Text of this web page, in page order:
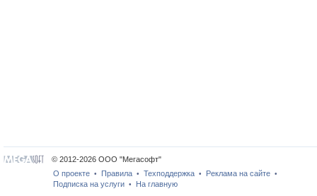
© 2012-2026 ООО "Мегасофт"
О проекте • Правила • Техподдержка • Реклама на сайте •
Подписка на услуги • На главную